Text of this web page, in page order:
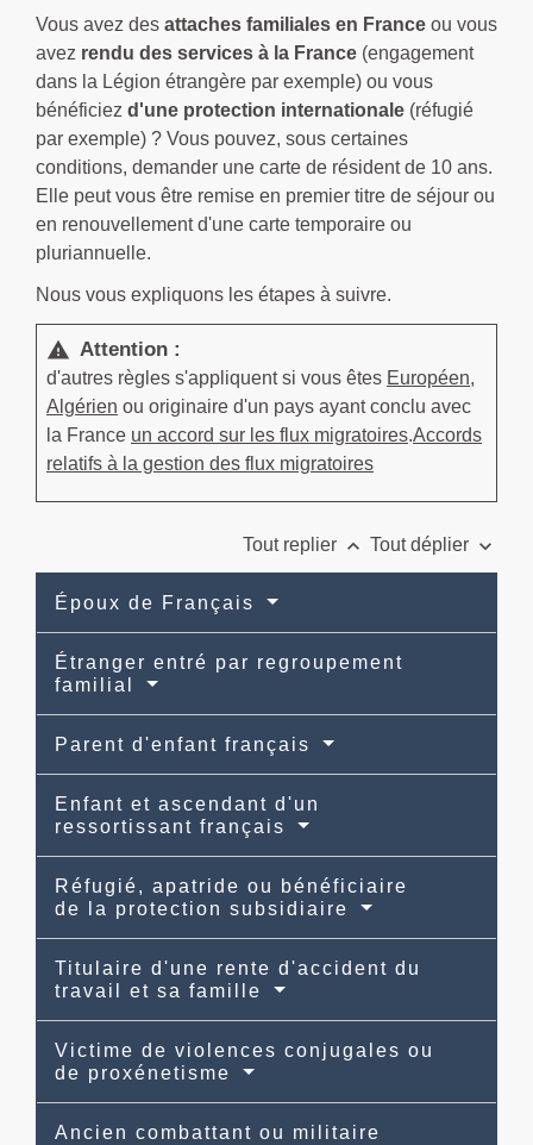
Vous avez des attaches familiales en France ou vous
avez rendu des services à la France (engagement
dans la Légion étrangère par exemple) ou vous
bénéficiez d'une protection internationale (réfugié
par exemple) ? Vous pouvez, sous certaines
conditions, demander une carte de résident de 10 ans.
Elle peut vous être remise en premier titre de séjour ou
en renouvellement d'une carte temporaire ou
pluriannuelle.
Nous vous expliquons les étapes à suivre.
warning Attention :
d'autres règles s'appliquent si vous êtes Européen,
Algérien ou originaire d'un pays ayant conclu avec
la France un accord sur les flux migratoires.Accords
relatifs à la gestion des flux migratoires
Tout replier keyboard_arrow_up Tout déplier keyboard_arrow_down
Époux de Français
Étranger entré par regroupement
familial
Parent d'enfant français
Enfant et ascendant d'un
ressortissant français
Réfugié, apatride ou bénéficiaire
de la protection subsidiaire
Titulaire d'une rente d'accident du
travail et sa famille
Victime de violences conjugales ou
de proxénetisme
Ancien combattant ou militaire